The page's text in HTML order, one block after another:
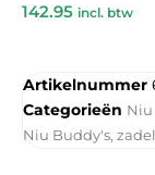
142.95 incl. btw
Artikelnummer
Categorieën Niu
Niu Buddy's,